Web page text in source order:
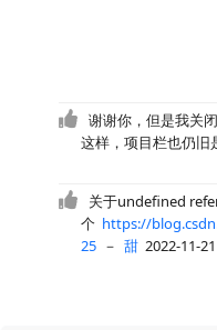
谢谢你，但是我关
这样，项目栏也仍旧
关于undefined
个 https://
25 － 甜 2022-11-21